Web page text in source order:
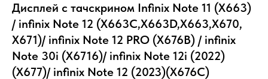
Дисплей с тачскрином Infinix Note 11 (X663)
/ infinix Note 12 (X663C,X663D,X663,X670,
X671)/ infinix Note 12 PRO (X676B) / infinix
Note 30i (X6716)/ infinix Note 12i (2022)
(X677)/ infinix Note 12 (2023)(X676C)